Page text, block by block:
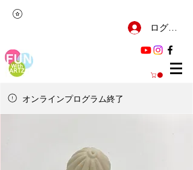
ログイン
オンラインプログラム終了